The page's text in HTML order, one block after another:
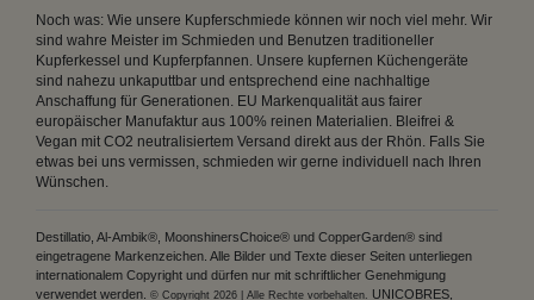
Noch was: Wie unsere Kupferschmiede können wir noch viel mehr. Wir
sind wahre Meister im Schmieden und Benutzen traditioneller
Kupferkessel und Kupferpfannen. Unsere kupfernen Küchengeräte
sind nahezu unkaputtbar und entsprechend eine nachhaltige
Anschaffung für Generationen. EU Markenqualität aus fairer
europäischer Manufaktur aus 100% reinen Materialien. Bleifrei &
Vegan mit CO2 neutralisiertem Versand direkt aus der Rhön. Falls Sie
etwas bei uns vermissen, schmieden wir gerne individuell nach Ihren
Wünschen.
Destillatio, Al-Ambik®, MoonshinersChoice® und CopperGarden® sind
eingetragene Markenzeichen. Alle Bilder und Texte dieser Seiten unterliegen
internationalem Copyright und dürfen nur mit schriftlicher Genehmigung
verwendet werden. © Copyright 2026 | Alle Rechte vorbehalten. UNICOBRES,